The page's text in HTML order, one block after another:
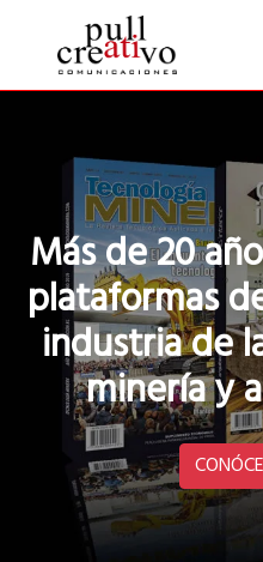
Más de 20
plataformas
industria de
minería y